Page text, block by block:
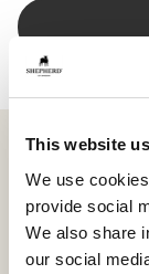
This website
We use
provide social
We also share
our social
Shepherd
fårskinn som
hemmet. Den
elegant
på en bänk i